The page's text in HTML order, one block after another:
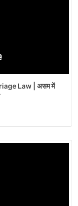
Law | असम में